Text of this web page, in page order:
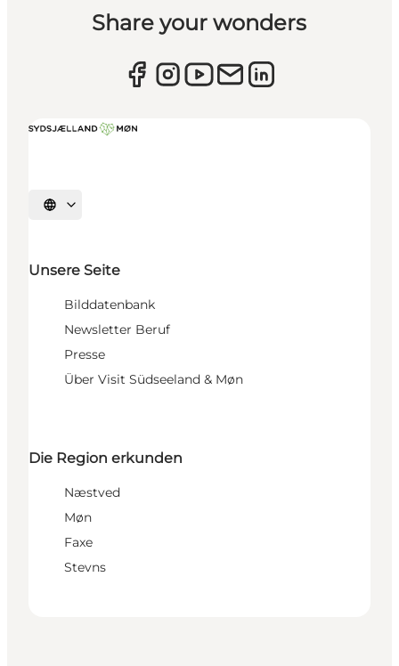
Share your wonders
Sprache auswählen
Unsere Seite
Bilddatenbank
Newsletter Beruf
Presse
Über Visit Südseeland & Møn
Die Region erkunden
Næstved
Møn
Faxe
Stevns